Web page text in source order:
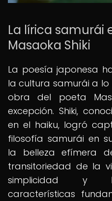
La lírica samurái
Masaoka Shiki
La poesía japonesa
la cultura samurái a lo
obra del poeta
excepción. Shiki,
en el haiku, logró
filosofía samurái en
la belleza efímera
transitoriedad de la
simplicidad y
características